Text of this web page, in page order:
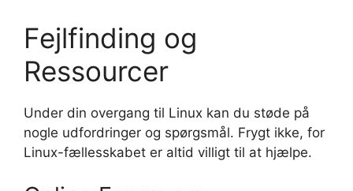
Fejlfinding og
Ressourcer
Under din overgang til Linux kan du støde på
nogle udfordringer og spørgsmål. Frygt ikke, for
Linux-fællesskabet er altid villigt til at hjælpe.